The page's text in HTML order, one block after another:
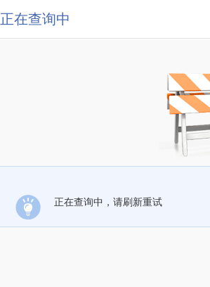
正在查询中
正在查询中，请刷新重试